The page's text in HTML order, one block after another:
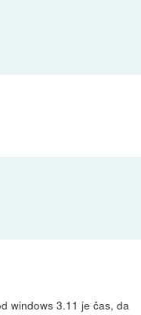
windows 3.11 je čas, da